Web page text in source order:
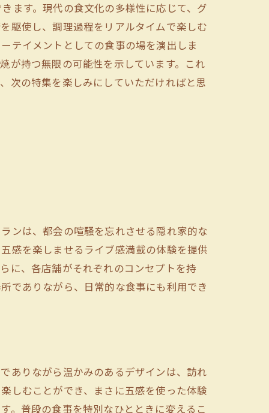
ます。現代の食文化の多様性に応じて、グ
駆使し、調理過程をリアルタイムで楽しむ
テイメントとしての食事の場を演出しま
が持つ無限の可能性を示しています。これ
次の特集を楽しみにしていただければと思
ンは、都会の喧騒を忘れさせる隠れ家的な
感を楽しませるライブ感満載の体験を提供
に、各店舗がそれぞれのコンセプトを持
でありながら、日常的な食事にも利用でき
ありながら温かみのあるデザインは、訪れ
しむことができ、まさに五感を使った体験
。普段の食事を特別なひとときに変えるこ